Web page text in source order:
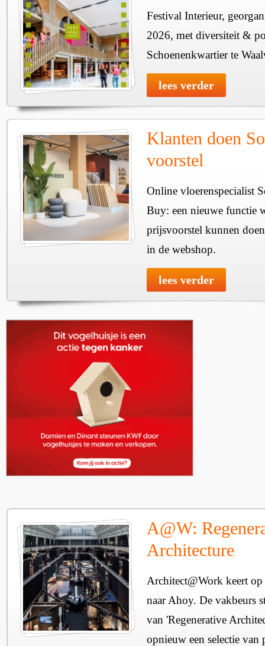
Festival Interieur,
2026, met diversiteit &
Schoenenkwartier te
lees verder
Klanten doen
voorstel
Online vloerenspecialist
Buy: een nieuwe functie
prijsvoorstel kunnen
in de webshop.
lees verder
A@W:
Architecture
Architect@Work keert
naar Ahoy. De vakbeurs
van 'Regenerative
opnieuw een selectie van